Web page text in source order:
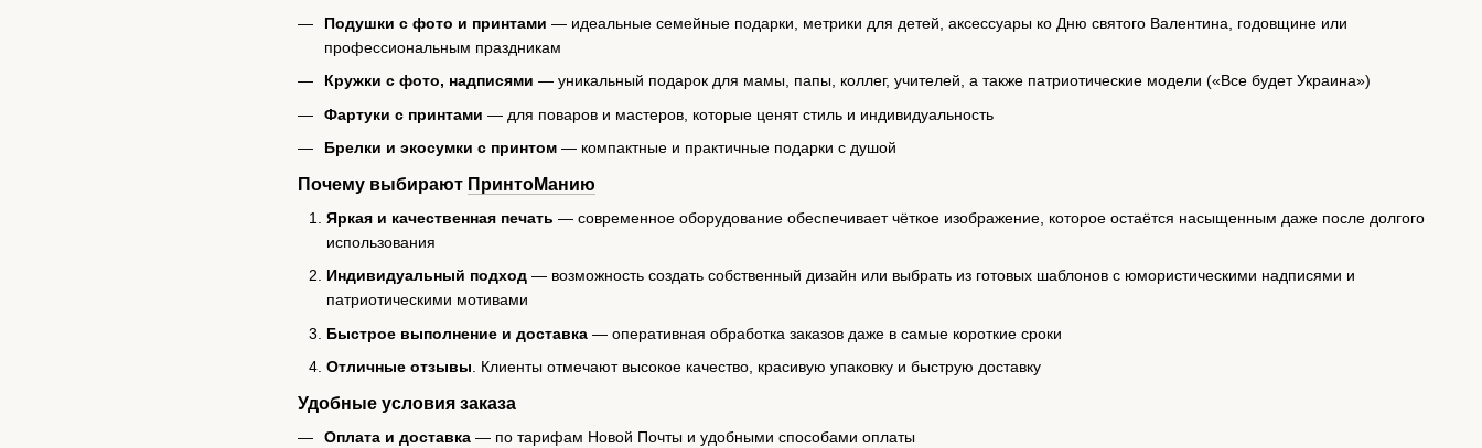
Подушки с фото и принтами — идеальные семейные подарки, метрики для детей, аксессуары ко Дню святого Валентина, годовщине или
профессиональным праздникам
Кружки с фото, надписями — уникальный подарок для мамы, папы, коллег, учителей, а также патриотические модели («Все будет Украина»)
Фартуки с принтами — для поваров и мастеров, которые ценят стиль и индивидуальность
Брелки и экосумки с принтом — компактные и практичные подарки с душой
Почему выбирают ПринтоМанию
Яркая и качественная печать — современное оборудование обеспечивает чёткое изображение, которое остаётся насыщенным даже после долгого
использования
Индивидуальный подход — возможность создать собственный дизайн или выбрать из готовых шаблонов с юмористическими надписями и
патриотическими мотивами
Быстрое выполнение и доставка — оперативная обработка заказов даже в самые короткие сроки
Отличные отзывы . Клиенты отмечают высокое качество, красивую упаковку и быструю доставку
Удобные условия заказа
Оплата и доставка — по тарифам Новой Почты и удобными способами оплаты